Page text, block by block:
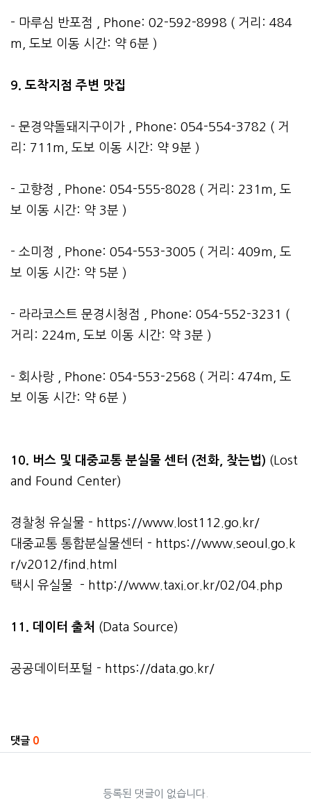
- 마루심 반포점 , Phone: 02-592-8998 ( 거리: 484
m, 도보 이동 시간: 약 6분 )
9. 도착지점 주변 맛집
- 문경약돌돼지구이가 , Phone: 054-554-3782 ( 거
리: 711m, 도보 이동 시간: 약 9분 )
- 고향정 , Phone: 054-555-8028 ( 거리: 231m, 도
보 이동 시간: 약 3분 )
- 소미정 , Phone: 054-553-3005 ( 거리: 409m, 도
보 이동 시간: 약 5분 )
- 라라코스트 문경시청점 , Phone: 054-552-3231 (
거리: 224m, 도보 이동 시간: 약 3분 )
- 회사랑 , Phone: 054-553-2568 ( 거리: 474m, 도
보 이동 시간: 약 6분 )
10. 버스 및 대중교통 분실물 센터 (전화, 찾는법) (Lost
and Found Center)
경찰청 유실물 - https://www.lost112.go.kr/
대중교통 통합분실물센터 - https://www.seoul.go.k
r/v2012/find.html
택시 유실물 - http://www.taxi.or.kr/02/04.php
11. 데이터 출처 (Data Source)
공공데이터포털 - https://data.go.kr/
댓글 0
등록된 댓글이 없습니다.